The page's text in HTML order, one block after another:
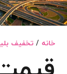
خانه / تخفیف